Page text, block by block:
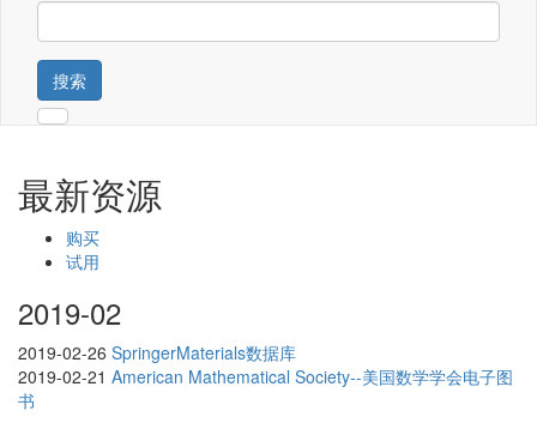
搜索
最新资源
购买
试用
2019-02
2019-02-26 SpringerMaterials数据库
2019-02-21 American Mathematical Society--美国数学学会电子图
书